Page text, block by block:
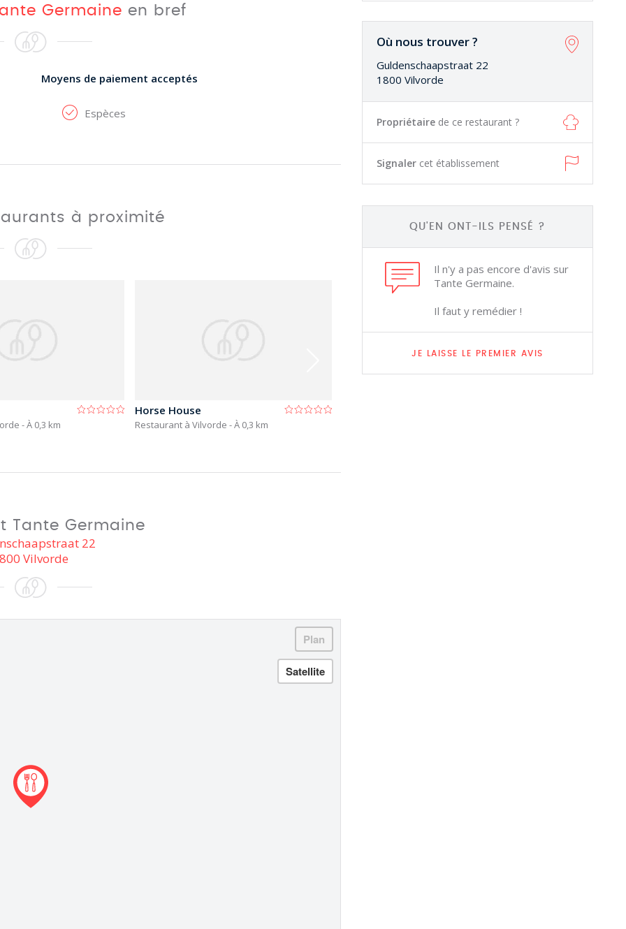
Où nous trouver ?
Guldenschaapstraat 22
1800 Vilvorde
Propriétaire de ce restaurant ?
Signaler cet établissement
QU'EN ONT-ILS PENSÉ ?
Il n'y a pas encore d'avis sur
Tante Germaine.
Il faut y remédier !
JE LAISSE LE PREMIER AVIS
Germaine en bref
Moyens de paiement acceptés
Espèces
à proximité
- À 0,3 km
Horse House
Restaurant à Vilvorde - À 0,3 km
Tante Germaine
22
Vilvorde